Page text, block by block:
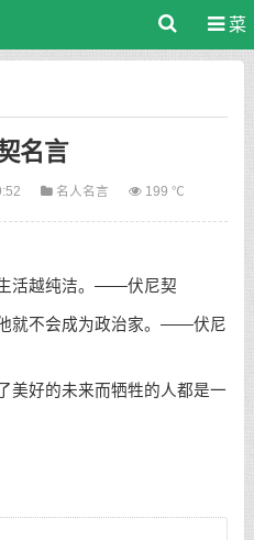
菜
名言
名人名言 199 ℃
活越纯洁。——伏尼契
就不会成为政治家。——伏尼
好的未来而牺牲的人都是一